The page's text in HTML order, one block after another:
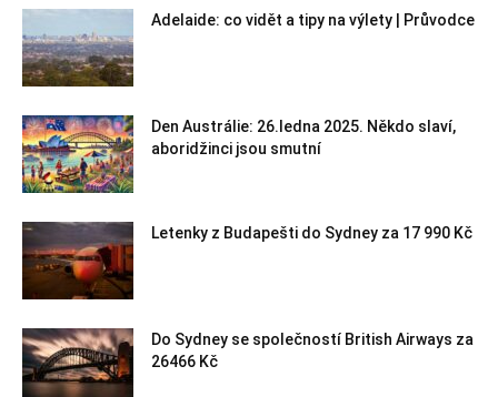
Adelaide: co vidět a tipy na výlety | Průvodce
Den Austrálie: 26.ledna 2025. Někdo slaví,
aboridžinci jsou smutní
Letenky z Budapešti do Sydney za 17 990 Kč
Do Sydney se společností British Airways za
26466 Kč